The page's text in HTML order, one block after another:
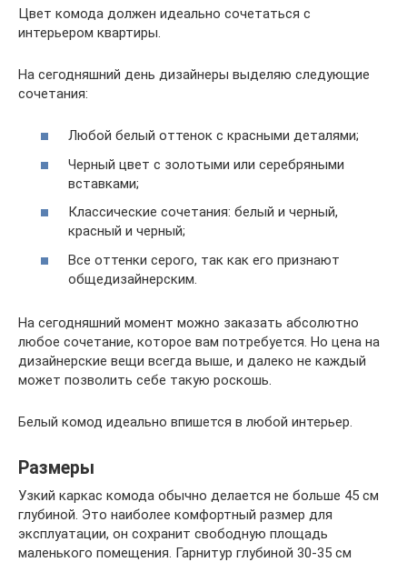
Цвет комода должен идеально сочетаться с
интерьером квартиры.
На сегодняшний день дизайнеры выделяю следующие
сочетания:
Любой белый оттенок с красными деталями;
Черный цвет с золотыми или серебряными
вставками;
Классические сочетания: белый и черный,
красный и черный;
Все оттенки серого, так как его признают
общедизайнерским.
На сегодняшний момент можно заказать абсолютно
любое сочетание, которое вам потребуется. Но цена на
дизайнерские вещи всегда выше, и далеко не каждый
может позволить себе такую роскошь.
Белый комод идеально впишется в любой интерьер.
Размеры
Узкий каркас комода обычно делается не больше 45 см
глубиной. Это наиболее комфортный размер для
эксплуатации, он сохранит свободную площадь
маленького помещения. Гарнитур глубиной 30-35 см